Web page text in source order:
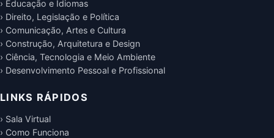
› Educação e Idiomas
› Direito, Legislação e Política
› Comunicação, Artes e Cultura
› Construção, Arquitetura e Design
› Ciência, Tecnologia e Meio Ambiente
› Desenvolvimento Pessoal e Profissional
LINKS RÁPIDOS
› Sala Virtual
› Como Funciona